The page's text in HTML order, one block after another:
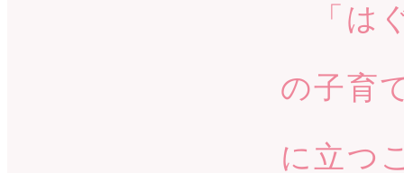
「は
の子育
に立つ